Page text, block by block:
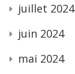
juillet 2024
juin 2024
mai 2024